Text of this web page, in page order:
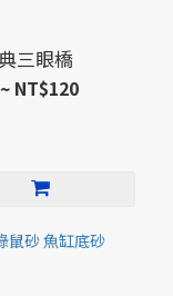
三眼橋
NT$120